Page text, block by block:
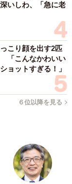
／きのこ氏さん）
月末生まれのき
ルバー文鳥のソ
いしわ、「急に老
こり顔を出す2匹
「こんなかわいい
ョットすぎる！」
６位以降を見る